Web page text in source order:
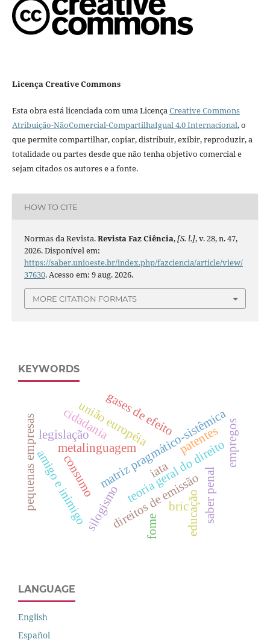
Licença Creative Commons
Esta obra está licenciada com uma LicençaCreative Commons
Atribuição-NãoComercial-CompartilhaIgual 4.0 Internacional, o
que permite compartilhar, copiar, distribuir, exibir, reproduzir, a
totalidade ou partes desde que não tenha objetivo comercial e
sejam citados os autores e a fonte.
HOW TO CITE
Normas da Revista.Revista Faz Ciência,[S. l.], v. 28, n. 47,
2026. Disponível em:
https://saber.unioeste.br/index.php/fazciencia/article/view/
37630. Acesso em: 9 aug. 2026.
MORE CITATION FORMATS
KEYWORDS
matriz pragmático-sistêmica
teoria geral do direito
silogismo
metalinguagem
união européia
gases de efeito
direitos de emissão
iata
amigo e inimigo saber penal
educação
cidadania
consumo
legislação
pequenas empresas empregos
bric
patentes
fome
LANGUAGE
English
Español